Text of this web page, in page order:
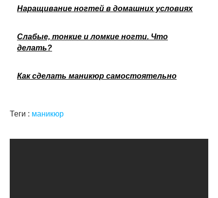
Наращивание ногтей в домашних условиях
Слабые, тонкие и ломкие ногти. Что
делать?
Как сделать маникюр самостоятельно
Теги : маникюр